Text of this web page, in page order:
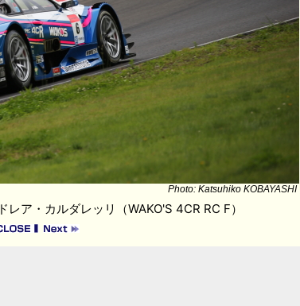
Photo: Katsuhiko KOBAYASHI
ア・カルダレッリ（WAKO'S 4CR RC F）